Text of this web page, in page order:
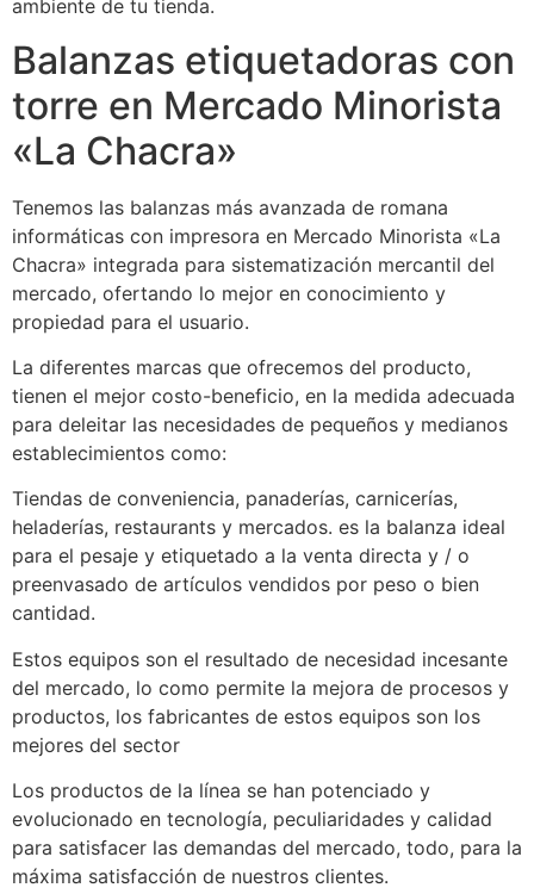
ambiente de tu tienda.
Balanzas etiquetadoras con
torre en Mercado Minorista
«La Chacra»
Tenemos las balanzas más avanzada de romana
informáticas con impresora en Mercado Minorista «La
Chacra» integrada para sistematización mercantil del
mercado, ofertando lo mejor en conocimiento y
propiedad para el usuario.
La diferentes marcas que ofrecemos del producto,
tienen el mejor costo-beneficio, en la medida adecuada
para deleitar las necesidades de pequeños y medianos
establecimientos como:
Tiendas de conveniencia, panaderías, carnicerías,
heladerías, restaurants y mercados. es la balanza ideal
para el pesaje y etiquetado a la venta directa y / o
preenvasado de artículos vendidos por peso o bien
cantidad.
Estos equipos son el resultado de necesidad incesante
del mercado, lo como permite la mejora de procesos y
productos, los fabricantes de estos equipos son los
mejores del sector
Los productos de la línea se han potenciado y
evolucionado en tecnología, peculiaridades y calidad
para satisfacer las demandas del mercado, todo, para la
máxima satisfacción de nuestros clientes.